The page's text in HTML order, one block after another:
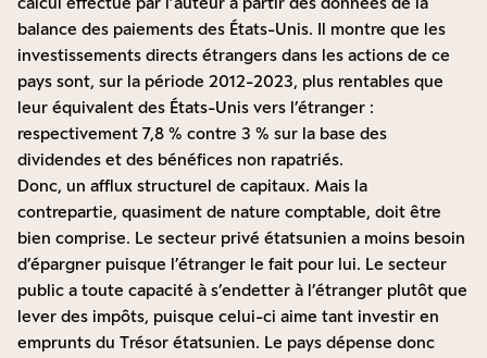
balance des paiements des États-Unis. Il montre que les
investissements directs étrangers dans les actions de ce
pays sont, sur la période 2012-2023, plus rentables que
leur équivalent des États-Unis vers l’étranger :
respectivement 7,8 % contre 3 % sur la base des
dividendes et des bénéfices non rapatriés.
Donc, un afflux structurel de capitaux. Mais la
contrepartie, quasiment de nature comptable, doit être
bien comprise. Le secteur privé étatsunien a moins besoin
d’épargner puisque l’étranger le fait pour lui. Le secteur
public a toute capacité à s’endetter à l’étranger plutôt que
lever des impôts, puisque celui-ci aime tant investir en
emprunts du Trésor étatsunien. Le pays dépense donc